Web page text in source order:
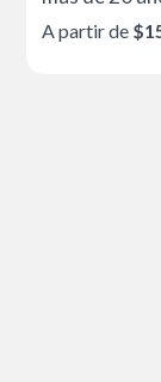
A partir de